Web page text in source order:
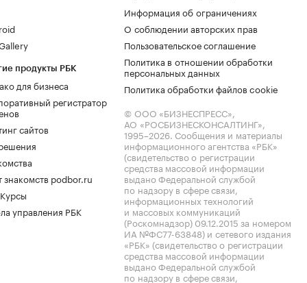
продукты РБК
для бизнеса
регистратор
сайтов
знакомств podbor.ru
управления РБК
Информация об ограничениях
О соблюдении авторских прав
Пользовательское соглашение
Политика в отношении обработки
персональных данных
Политика обработки файлов cookie
© ООО «БИЗНЕСПРЕСС»,
АО «РОСБИЗНЕСКОНСАЛТИНГ»,
1995–2026. Сообщения и материалы
информационного агентства «РБК»
(свидетельство о регистрации
средства массовой информации
выдано Федеральной службой
по надзору в сфере связи,
информационных технологий
и массовых коммуникаций
(Роскомнадзор) 09.12.2015 за номером
ИА №ФС77-63848) и сетевого издания
«РБК» (свидетельство о регистрации
средства массовой информации
выдано Федеральной службой
по надзору в сфере связи,